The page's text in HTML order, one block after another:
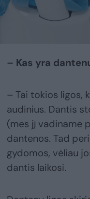
– Kas yra
– Tai tokios ligos,
audinius. Dantis
(mes jį vadiname
dantenos. Tad
gydomos, vėliau
dantis laikosi.